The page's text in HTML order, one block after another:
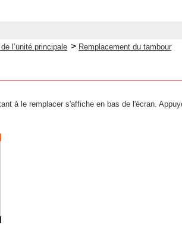
l’unité principale > Remplacement du tambour
à le remplacer s'affiche en bas de l'écran.